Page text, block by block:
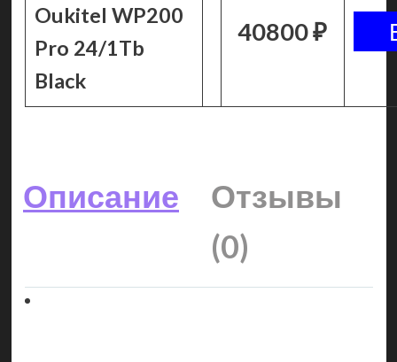
Oukitel WP200
Pro 24/1Tb
Black
40800 ₽
Описание
Отзывы
(0)